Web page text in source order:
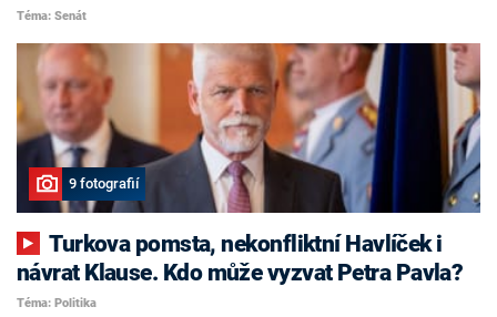
Téma: Senát
9 fotografií
Turkova pomsta, nekonfliktní Havlíček i
návrat Klause. Kdo může vyzvat Petra Pavla?
Téma: Politika